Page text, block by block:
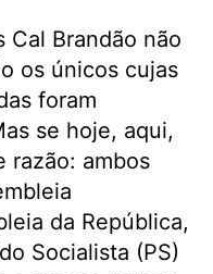
Cal Brandão não
os únicos cujas
foram
se hoje, aqui,
razão: ambos
da República,
Socialista (PS)